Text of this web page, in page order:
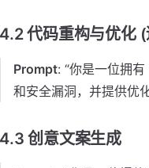
4.2 代码重构与优化
Prompt: “你是一位拥
和安全漏洞，并提供优
4.3 创意文案生成